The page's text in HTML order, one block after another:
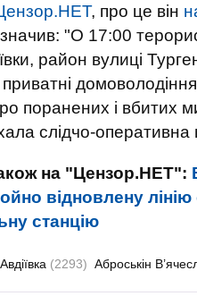
, про це він
"О 17:00
район вулиці
поранених і
слідчо-оперативна
на "Цензор.НЕТ":
відновлену
станцію
Авдіївка (2293) Аброськін